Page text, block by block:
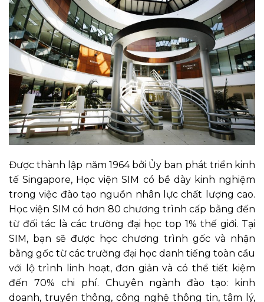
Được thành lập năm 1964 bởi Ủy ban phát triển kinh
tế Singapore, Học viện SIM có bề dày kinh nghiệm
trong việc đào tạo nguồn nhân lực chất lượng cao.
Học viện SIM có hơn 80 chương trình cấp bằng đến
từ đối tác là các trường đại học top 1% thế giới. Tại
SIM, bạn sẽ được học chương trình gốc và nhận
bằng gốc từ các trường đại học danh tiếng toàn cầu
với lộ trình linh hoạt, đơn giản và có thể tiết kiệm
đến 70% chi phí. Chuyên ngành đào tạo: kinh
doanh, truyền thông, công nghệ thông tin, tâm lý,